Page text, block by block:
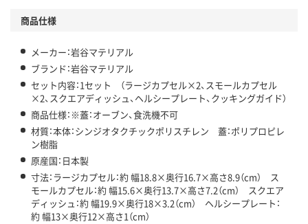
商品仕様
メーカー：岩谷マテリアル
ブランド：岩谷マテリアル
セット内容：1セット （ラージカプセル×2、スモールカプセル
×2、スクエアディッシュ、ヘルシープレート、クッキングガイド）
商品仕様：※蓋：オーブン、食洗機不可
材質：本体：シンジオタクチックポリスチレン 蓋：ポリプロピレ
ン樹脂
原産国：日本製
寸法：ラージカプセル：約 幅18.8×奥行16.7×高さ8.9（cm） ス
モールカプセル：約 幅15.6×奥行13.7×高さ7.2（cm） スクエア
ディッシュ：約 幅19.9×奥行18×3.2（cm） ヘルシープレート：
約 幅13×奥行12×高さ1（cm）